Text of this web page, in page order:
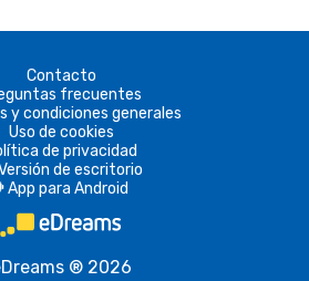
Contacto
frecuentes
y condiciones generales
Uso de cookies
de privacidad
de escritorio
App para Android
® 2026